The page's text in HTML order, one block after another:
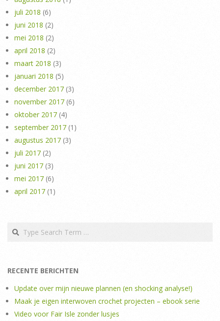
juli 2018 (6)
juni 2018 (2)
mei 2018 (2)
april 2018 (2)
maart 2018 (3)
januari 2018 (5)
december 2017 (3)
november 2017 (6)
oktober 2017 (4)
september 2017 (1)
augustus 2017 (3)
juli 2017 (2)
juni 2017 (3)
mei 2017 (6)
april 2017 (1)
Search
RECENTE BERICHTEN
Update over mijn nieuwe plannen (en shocking analyse!)
Maak je eigen interwoven crochet projecten – ebook serie
Video voor Fair Isle zonder lusjes